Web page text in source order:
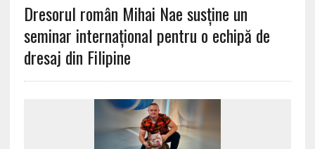
Dresorul român Mihai Nae susține un
seminar internațional pentru o echipă de
dresaj din Filipine